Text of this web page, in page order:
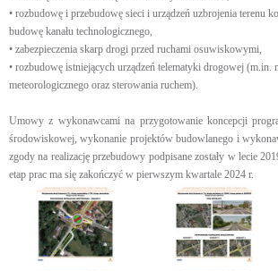
• rozbudowę i przebudowę sieci i urządzeń uzbrojenia terenu
budowę kanału technologicznego,
• zabezpieczenia skarp drogi przed ruchami osuwiskowymi,
• rozbudowę istniejących urządzeń telematyki drogowej
meteorologicznego oraz sterowania ruchem).
Umowy z wykonawcami na przygotowanie koncepcji
środowiskowej, wykonanie projektów budowlanego i
zgody na realizację przebudowy podpisane zostały w lecie
etap prac ma się zakończyć w pierwszym kwartale 2024 r.